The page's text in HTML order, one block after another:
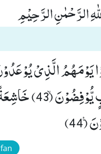
الرَّحْمٰنِ الرَّحِیْمِ
مِنَ الْاَجْدَاثِ